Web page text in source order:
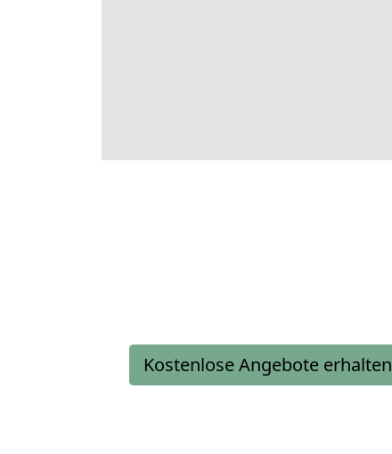
Kostenlose Angebote erhalten